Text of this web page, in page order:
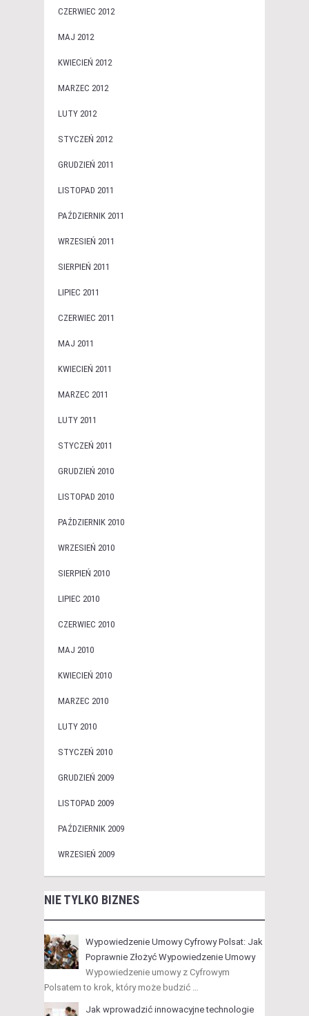
CZERWIEC 2012
MAJ 2012
KWIECIEŃ 2012
MARZEC 2012
LUTY 2012
STYCZEŃ 2012
GRUDZIEŃ 2011
LISTOPAD 2011
PAŹDZIERNIK 2011
WRZESIEŃ 2011
SIERPIEŃ 2011
LIPIEC 2011
CZERWIEC 2011
MAJ 2011
KWIECIEŃ 2011
MARZEC 2011
LUTY 2011
STYCZEŃ 2011
GRUDZIEŃ 2010
LISTOPAD 2010
PAŹDZIERNIK 2010
WRZESIEŃ 2010
SIERPIEŃ 2010
LIPIEC 2010
CZERWIEC 2010
MAJ 2010
KWIECIEŃ 2010
MARZEC 2010
LUTY 2010
STYCZEŃ 2010
GRUDZIEŃ 2009
LISTOPAD 2009
PAŹDZIERNIK 2009
WRZESIEŃ 2009
NIE TYLKO BIZNES
Wypowiedzenie Umowy Cyfrowy Polsat: Jak
Poprawnie Złożyć Wypowiedzenie Umowy
Wypowiedzenie umowy z Cyfrowym
Polsatem to krok, który może budzić …
Jak wprowadzić innowacyjne technologie